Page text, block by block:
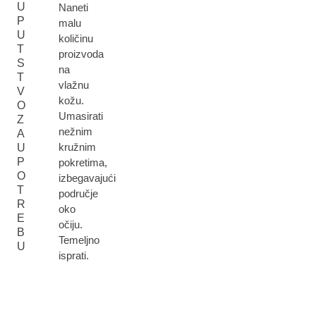
U
P
U
T
S
T
V
O
Z
A
U
P
O
T
R
E
B
U
Naneti
malu
količinu
proizvoda
na
vlažnu
kožu.
Umasirati
nežnim
kružnim
pokretima,
izbegavajući
područje
oko
očiju.
Temeljno
isprati.